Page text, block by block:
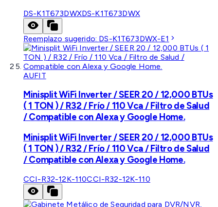
DS-K1T673DWXDS-K1T673DWX
Reemplazo sugerido: DS-K1T673DWX-E1
AUFIT
Minisplit WiFi Inverter / SEER 20 / 12,000 BTUs
( 1 TON ) / R32 / Frío / 110 Vca / Filtro de Salud
/ Compatible con Alexa y Google Home.
Minisplit WiFi Inverter / SEER 20 / 12,000 BTUs
( 1 TON ) / R32 / Frío / 110 Vca / Filtro de Salud
/ Compatible con Alexa y Google Home.
CCI-R32-12K-110CCI-R32-12K-110